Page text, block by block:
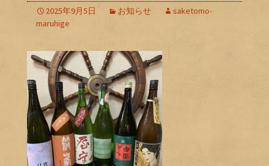
2025年9月5日 お知らせ
saketomo-
maruhige